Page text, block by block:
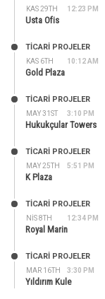
KAS 29TH 12:23 PM
Usta Ofis
KAS 6TH 10:12 AM
TİCARİ PROJELER
Gold Plaza
MAY 31ST 3:10 PM
TİCARİ PROJELER
Hukukçular Towers
MAY 25TH 5:51 PM
TİCARİ PROJELER
K Plaza
NIS 8TH 12:34 PM
TİCARİ PROJELER
Royal Marin
MAR 16TH 3:30 PM
TİCARİ PROJELER
Yıldırım Kule